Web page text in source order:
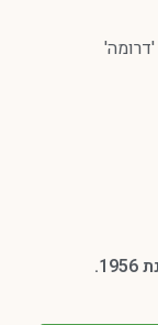
'דרומה'